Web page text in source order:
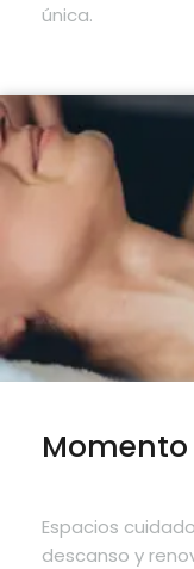
única.
Momento
Espacios
descanso y